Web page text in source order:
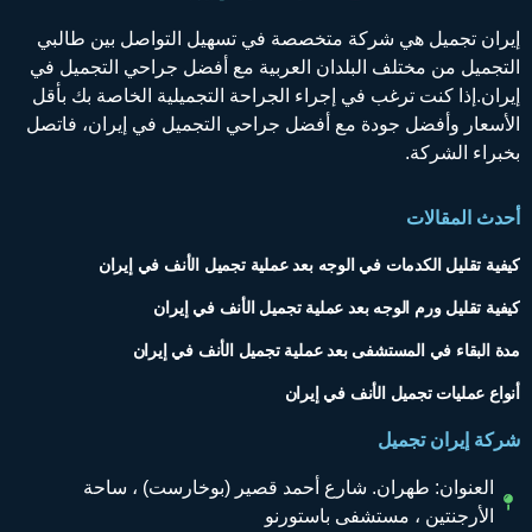
إيران تجميل هي شركة متخصصة في تسهيل التواصل بين طالبي
التجميل من مختلف البلدان العربية مع أفضل جراحي التجميل في
إيران.إذا كنت ترغب في إجراء الجراحة التجميلية الخاصة بك بأقل
الأسعار وأفضل جودة مع أفضل جراحي التجميل في إيران، فاتصل
بخبراء الشركة.
أحدث المقالات
كيفية تقليل الكدمات في الوجه بعد عملية تجميل الأنف في إيران
كيفية تقليل ورم الوجه بعد عملية تجميل الأنف في إيران
مدة البقاء في المستشفى بعد عملية تجميل الأنف في إيران
أنواع عمليات تجميل الأنف في إيران
شركة إيران تجميل
العنوان: طهران. شارع أحمد قصير (بوخارست) ، ساحة
الأرجنتين ، مستشفى باستورنو